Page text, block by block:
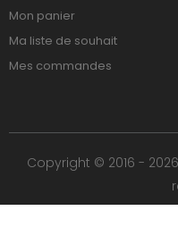
Mon panier
Ma liste de souhait
Mes commandes
Copyright © 2016 -